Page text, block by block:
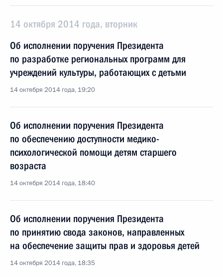
14 октября 2014 года, вторник
Об исполнении поручения Президента
по разработке региональных программ для
учреждений культуры, работающих с детьми
14 октября 2014 года, 19:20
Об исполнении поручения Президента
по обеспечению доступности медико-
психологической помощи детям старшего
возраста
14 октября 2014 года, 18:40
Об исполнении поручения Президента
по принятию свода законов, направленных
на обеспечение защиты прав и здоровья детей
14 октября 2014 года, 18:35